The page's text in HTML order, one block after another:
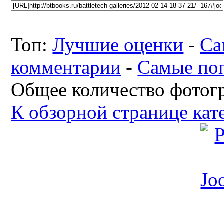
Топ:Лучшие оценки -
комментарии - Самые
Общее количество
К обзорной странице